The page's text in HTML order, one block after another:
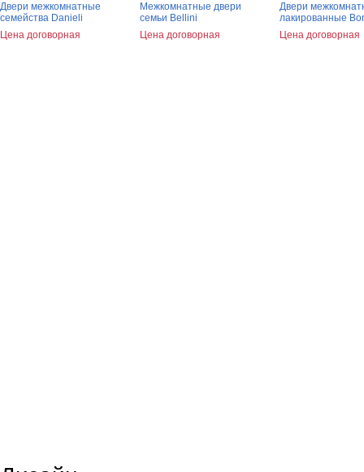
Двери межкомнатные
семейства Danieli
Цена договорная
Межкомнатные двери
семьи Bellini
Цена договорная
Двери
лакированные
Цена договорная